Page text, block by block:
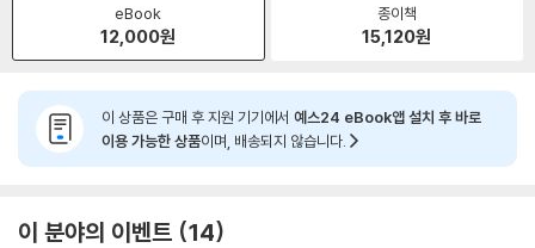
eBook
12,000원
종이책
15,120원
이 상품은 구매 후 지원 기기에서 예스24 eBook앱 설치 후 바로
이용 가능한 상품이며, 배송되지 않습니다.
이 분야의 이벤트 14